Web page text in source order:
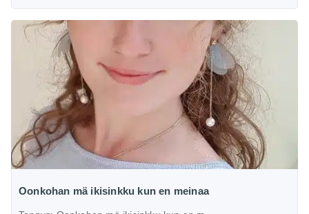
Oonkohan mä ikisinkku kun en meinaa